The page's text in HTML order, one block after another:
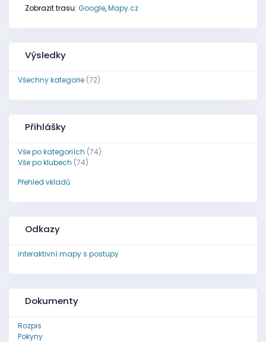
Zobrazit trasu: Google,Mapy.cz
Výsledky
Všechny kategorie(72)
Přihlášky
Vše po kategoriích (74)
Vše po klubech (74)
Přehled vkladů
Odkazy
interaktivní mapy s postupy
Dokumenty
Rozpis
Pokyny